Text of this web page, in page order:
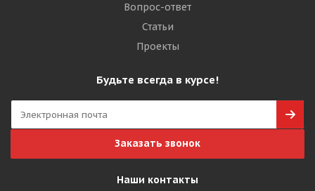
Вопрос-ответ
Статьи
Проекты
Будьте всегда в курсе!
Заказать звонок
Наши контакты